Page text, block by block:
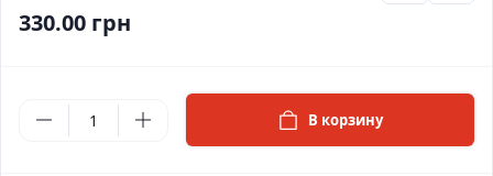
330.00 грн
В корзину